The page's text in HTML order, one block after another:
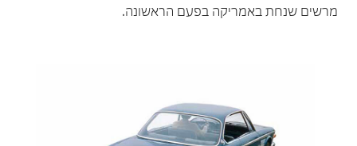
מרשים שנחת באמריקה בפעם הראשונה.